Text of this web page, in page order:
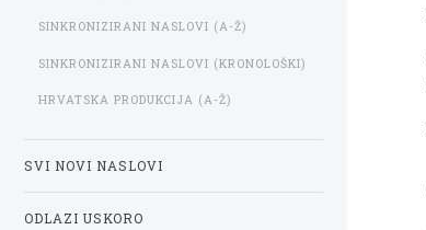
SINKRONIZIRANI NASLOVI (A-Ž)
SINKRONIZIRANI NASLOVI (KRONOLOŠKI)
HRVATSKA PRODUKCIJA (A-Ž)
SVI NOVI NASLOVI
ODLAZI USKORO